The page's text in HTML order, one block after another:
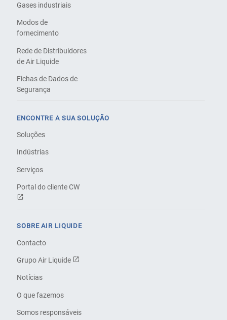
Gases industriais
Modos de
fornecimento
Rede de Distribuidores
de Air Liquide
Fichas de Dados de
Segurança
ENCONTRE A SUA SOLUÇÃO
Soluções
Indústrias
Serviços
Portal do cliente CW
SOBRE AIR LIQUIDE
Contacto
Grupo Air Liquide
Notícias
O que fazemos
Somos responsáveis